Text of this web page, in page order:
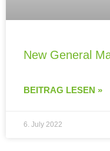
New General
BEITRAG LESEN »
6. July 2022